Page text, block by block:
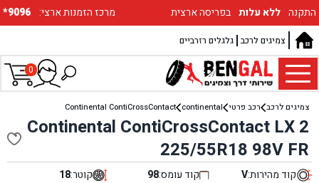
*9096 :מרכז הזמנות ארצי התקנה ללא עלות בפריסה ארצית
גלגלים רזרביים צמיגים לרכב
0
צמיגים לרכב רכב פרטי continental
Continental ContiCrossContact
Continental ContiCrossContact LX 2
225/55R18 98V FR
קוד מהירות:V קוד עומס:98 קוטר:18